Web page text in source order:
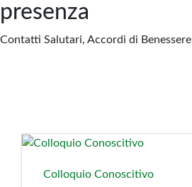
presenza
Contatti Salutari, Accordi di Benessere
Colloquio Conoscitivo